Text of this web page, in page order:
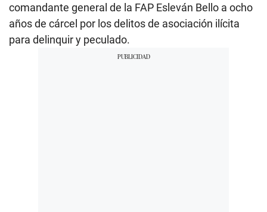
comandante general de la FAP Esleván Bello a ocho
años de cárcel por los delitos de asociación ilícita
para delinquir y peculado.